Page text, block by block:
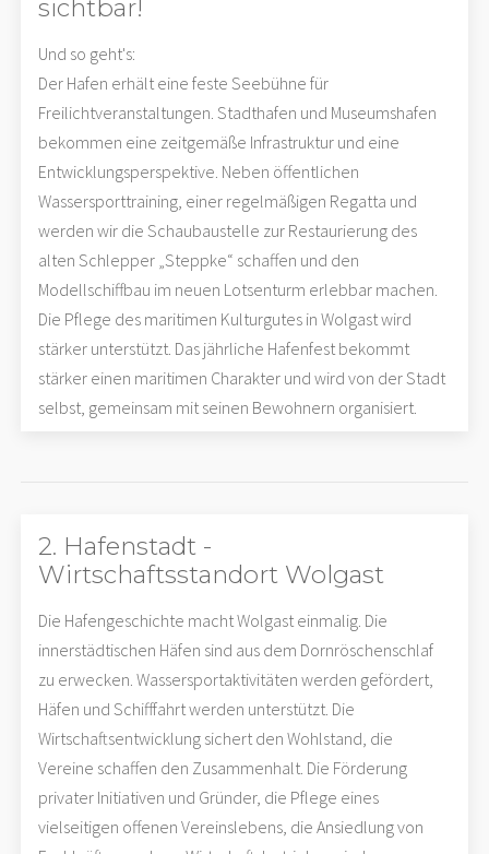
sichtbar!
Und so geht's:
Der Hafen erhält eine feste Seebühne für
Freilichtveranstaltungen. Stadthafen und Museumshafen
bekommen eine zeitgemäße Infrastruktur und eine
Entwicklungsperspektive. Neben öffentlichen
Wassersporttraining, einer regelmäßigen Regatta und
werden wir die Schaubaustelle zur Restaurierung des
alten Schlepper „Steppke“ schaffen und den
Modellschiffbau im neuen Lotsenturm erlebbar machen.
Die Pflege des maritimen Kulturgutes in Wolgast wird
stärker unterstützt. Das jährliche Hafenfest bekommt
stärker einen maritimen Charakter und wird von der Stadt
selbst, gemeinsam mit seinen Bewohnern organisiert.
2. Hafenstadt -
Wirtschaftsstandort Wolgast
Die Hafengeschichte macht Wolgast einmalig. Die
innerstädtischen Häfen sind aus dem Dornröschenschlaf
zu erwecken. Wassersportaktivitäten werden gefördert,
Häfen und Schifffahrt werden unterstützt. Die
Wirtschaftsentwicklung sichert den Wohlstand, die
Vereine schaffen den Zusammenhalt. Die Förderung
privater Initiativen und Gründer, die Pflege eines
vielseitigen offenen Vereinslebens, die Ansiedlung von